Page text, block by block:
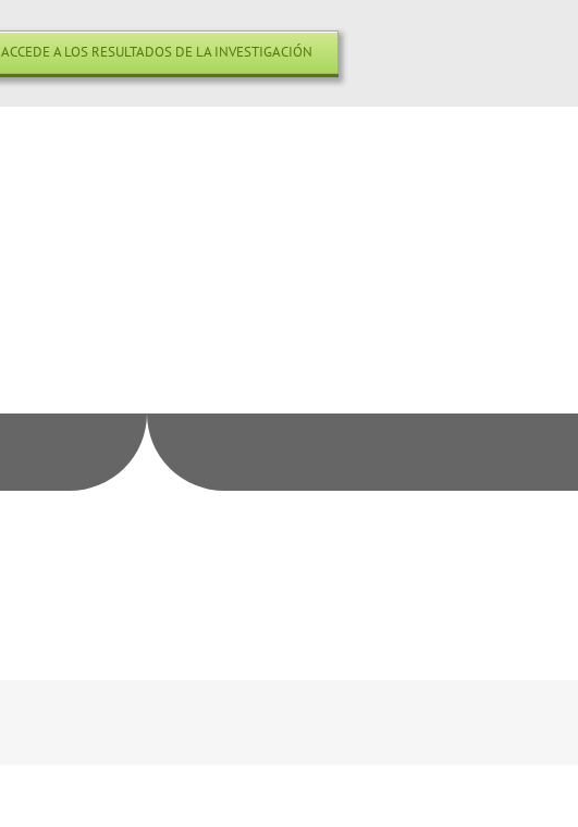
ACCEDE A LOS RESULTADOS DE LA INVESTIGACIÓN